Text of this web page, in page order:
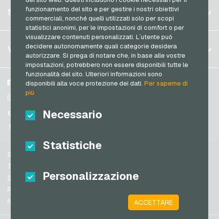
funzionamento del sito e per gestire i nostri obiettivi
commerciali, nonché quelli utilizzati solo per scopi
statistici anonimi, per le impostazioni di comfort o per
visualizzare contenuti personalizzati. L´utente può
decidere autonomamente quali categorie desidera
autorizzare. Si prega di notare che, in base alle vostre
impostazioni, potrebbero non essere disponibili tutte le
funzionalità del sito. Ulteriori informazioni sono
disponibili alla voce protezione dei dati.Per saperne di
più
Necessario
Statistiche
Personalizzazione
ACCETTARE
Germania (EN)
Francia
Italia
Paesi Bassi
Austria
Portogallo
Svizzera (DE)
Svizzera (IT)
Stati Uniti (EN)
Registrati
Accedi
Il mio carrello
SERVIZIO
FAQ
Metodi di pagamento
Termini & Condizioni&Diritto di recesso
Protezione dei dati
VGO-SHOP
Su di noi
Partner
Facebook
Instagram
TikTok
Supporto
Termini & Condizioni
Sicurezza e verifica
Protezione dei dati
Note legali